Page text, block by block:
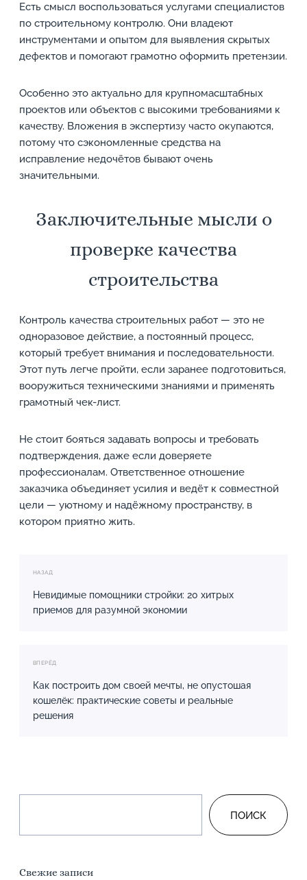
Есть смысл воспользоваться услугами специалистов
по строительному контролю. Они владеют
инструментами и опытом для выявления скрытых
дефектов и помогают грамотно оформить претензии.
Особенно это актуально для крупномасштабных
проектов или объектов с высокими требованиями к
качеству. Вложения в экспертизу часто окупаются,
потому что сэкономленные средства на
исправление недочётов бывают очень
значительными.
Заключительные мысли о
проверке качества
строительства
Контроль качества строительных работ — это не
одноразовое действие, а постоянный процесс,
который требует внимания и последовательности.
Этот путь легче пройти, если заранее подготовиться,
вооружиться техническими знаниями и применять
грамотный чек-лист.
Не стоит бояться задавать вопросы и требовать
подтверждения, даже если доверяете
профессионалам. Ответственное отношение
заказчика объединяет усилия и ведёт к совместной
цели — уютному и надёжному пространству, в
котором приятно жить.
НАЗАД
Невидимые помощники стройки: 20 хитрых
приемов для разумной экономии
ВПЕРЁД
Как построить дом своей мечты, не опустошая
кошелёк: практические советы и реальные
решения
ПОИСК
Свежие записи